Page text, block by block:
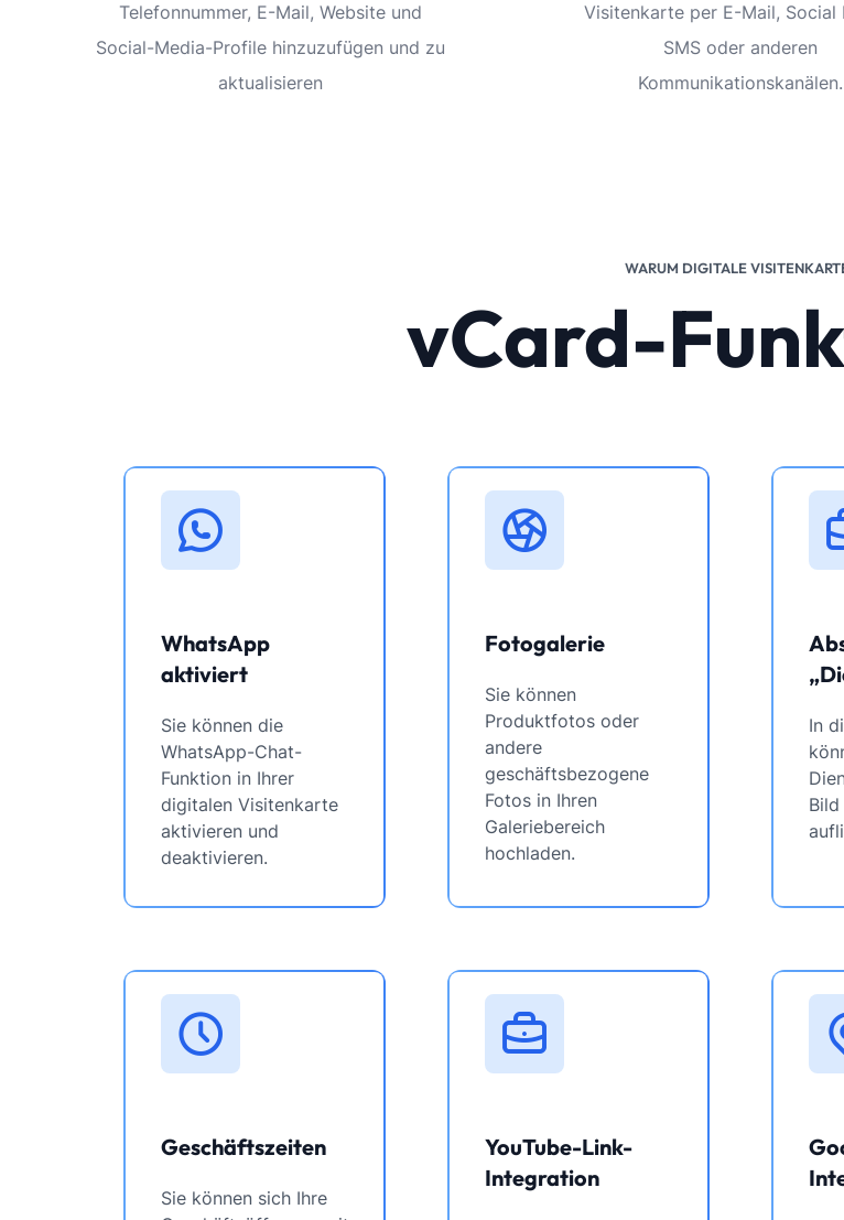
Telefonnummer, E-Mail, Website und
Social-Media-Profile hinzuzufügen und zu
aktualisieren
Visitenkarte per E-Mail, Social
SMS oder anderen
Kommunikationskanälen.
WARUM DIGITALE
vCard-
WhatsApp
aktiviert
Sie können die
WhatsApp-Chat-
Funktion in Ihrer
digitalen Visitenkarte
aktivieren und
deaktivieren.
Fotogalerie
Sie können
Produktfotos oder
andere
geschäftsbezogene
Fotos in Ihren
Galeriebereich
hochladen.
In
Geschäftszeiten
Sie können sich Ihre
YouTube-Link-
Integration